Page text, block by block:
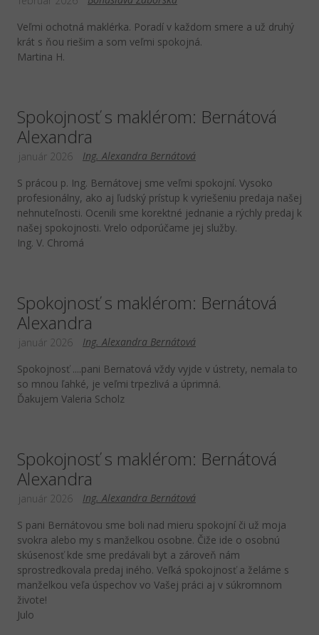
Veľmi ochotná maklérka. Poradí v každom smere a už druhý
krát s ňou riešim a som veľmi spokojná.
Martina H.
Spokojnosť s maklérom: Bernátová
Alexandra
Ing. Alexandra Bernátová
január 2026
S prácou p. Ing. Bernátovej sme veľmi spokojní. Vysoko
profesionálny, ako aj ľudský prístup k vyriešeniu predaja našej
nehnuteľnosti. Ocenili sme korektné jednanie a rýchly predaj k
našej spokojnosti. Vrelo odporúčame jej služby.
Ing. V. Chromá
Spokojnosť s maklérom: Bernátová
Alexandra
Ing. Alexandra Bernátová
január 2026
Spokojnosť ....pani Bernatová vždy vyjde v ústrety, nemala to
so mnou ľahké, je veľmi trpezlivá a úprimná.
Ďakujem Valeria Scholz
Spokojnosť s maklérom: Bernátová
Alexandra
Ing. Alexandra Bernátová
január 2026
S pani Bernátovou sme boli nad mieru spokojní či už moja
svokra alebo my s manželkou osobne. Čiže ide o osobnú
skúsenosť kde sme predávali byt a zároveň nám
sprostredkovala predaj iného. Veľká spokojnosť a želáme s
manželkou veľa úspechov vo Vašej práci aj v súkromnom
živote!
Julo